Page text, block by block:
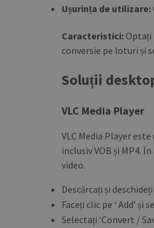
Ușurința de utilizare:
Caracteristici: Optați
conversie pe loturi și
Soluții
VLC Media Player
VLC Media Player
inclusiv VOB și MP4.
video.
Descărcați și
Faceți clic pe ‘ Add’ și
Selectați ‘Convert /